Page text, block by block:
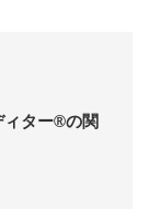
ィター®の関